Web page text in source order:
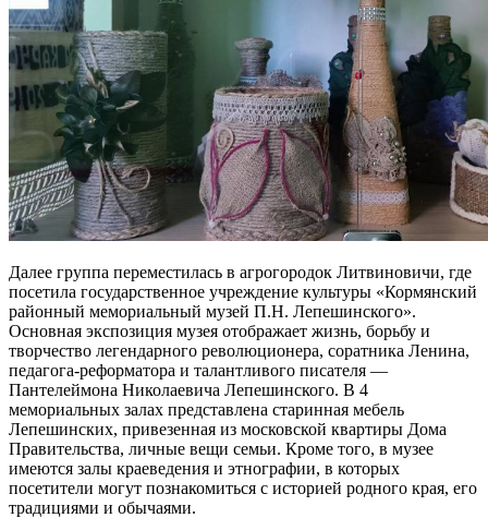
Далее группа переместилась в агрогородок Литвиновичи, где
посетила государственное учреждение культуры «Кормянский
районный мемориальный музей П.Н. Лепешинского».
Основная экспозиция музея отображает жизнь, борьбу и
творчество легендарного революционера, соратника Ленина,
педагога-реформатора и талантливого писателя —
Пантелеймона Николаевича Лепешинского. В 4
мемориальных залах представлена старинная мебель
Лепешинских, привезенная из московской квартиры Дома
Правительства, личные вещи семьи. Кроме того, в музее
имеются залы краеведения и этнографии, в которых
посетители могут познакомиться с историей родного края, его
традициями и обычаями.